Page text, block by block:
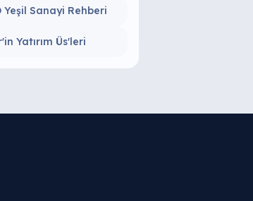
Yeşil Sanayi Rehberi
Yatırım Üs'leri